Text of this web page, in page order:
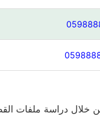
خلال دراسة ملفات